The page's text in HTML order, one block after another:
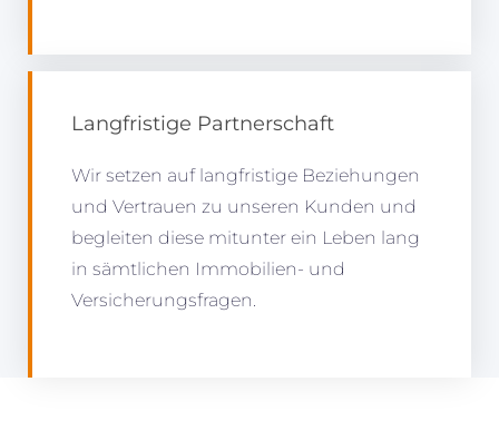
Langfristige Partnerschaft
Wir setzen auf langfristige Beziehungen
und Vertrauen zu unseren Kunden und
begleiten diese mitunter ein Leben lang
in sämtlichen Immobilien- und
Versicherungsfragen.